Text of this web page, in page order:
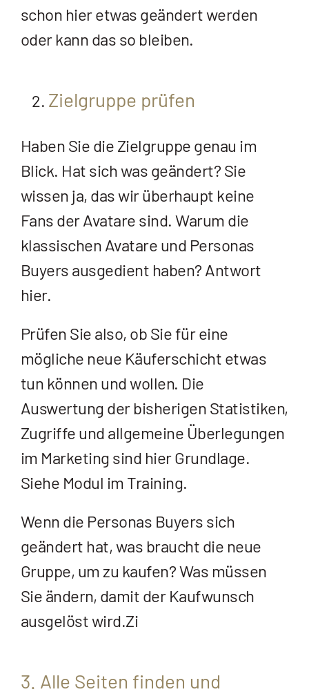
schon hier etwas geändert werden
oder kann das so bleiben.
Zielgruppe prüfen
Haben Sie die Zielgruppe genau im
Blick. Hat sich was geändert? Sie
wissen ja, das wir überhaupt keine
Fans der Avatare sind. Warum die
klassischen Avatare und Personas
Buyers ausgedient haben? Antwort
hier.
Prüfen Sie also, ob Sie für eine
mögliche neue Käuferschicht etwas
tun können und wollen. Die
Auswertung der bisherigen Statistiken,
Zugriffe und allgemeine Überlegungen
im Marketing sind hier Grundlage.
Siehe Modul im Training.
Wenn die Personas Buyers sich
geändert hat, was braucht die neue
Gruppe, um zu kaufen? Was müssen
Sie ändern, damit der Kaufwunsch
ausgelöst wird.Zi
3. Alle Seiten finden und